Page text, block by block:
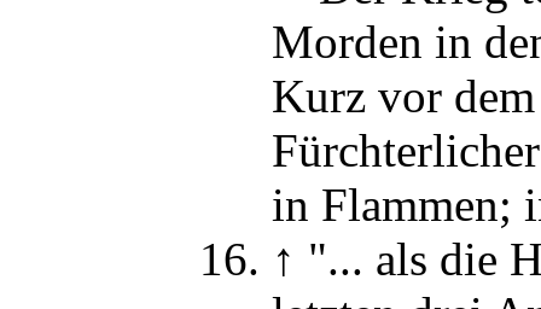
Morden in
Kurz vor
in Flammen;
↑ "... als die